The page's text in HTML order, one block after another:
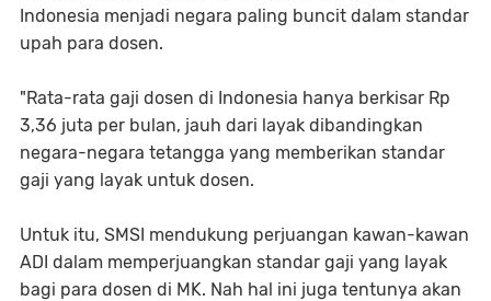
Indonesia menjadi negara paling buncit dalam standar
upah para dosen.
"Rata-rata gaji dosen di Indonesia hanya berkisar Rp
3,36 juta per bulan, jauh dari layak dibandingkan
negara-negara tetangga yang memberikan standar
gaji yang layak untuk dosen.
Untuk itu, SMSI mendukung perjuangan kawan-kawan
ADI dalam memperjuangkan standar gaji yang layak
bagi para dosen di MK. Nah hal ini juga tentunya akan